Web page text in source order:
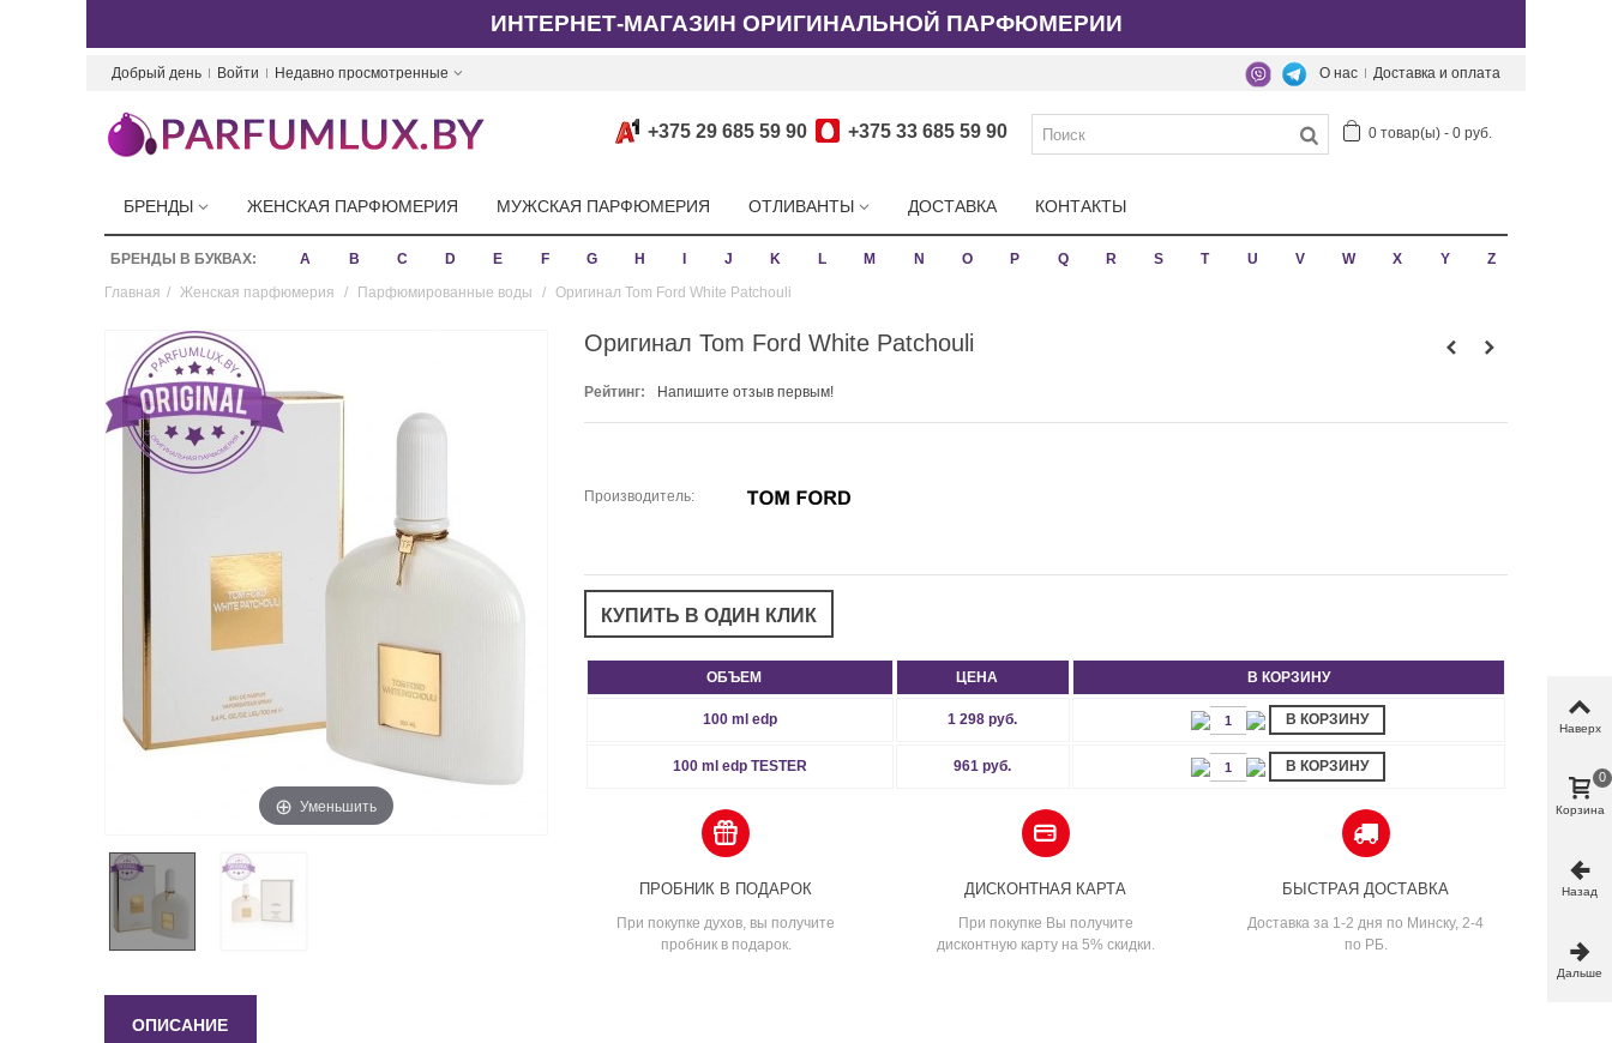
ИНТЕРНЕТ-МАГАЗИН ОРИГИНАЛЬНОЙ ПАРФЮМЕРИИ
Добрый день Войти Недавно просмотренные Доставка и оплата
О нас
0 товар(ы) - 0 руб.
+375 29 685 59 90 +375 33 685 59 90
БРЕНДЫ ЖЕНСКАЯ ПАРФЮМЕРИЯ МУЖСКАЯ ПАРФЮМЕРИЯ ОТЛИВАНТЫ ДОСТАВКА КОНТАКТЫ
БРЕНДЫ В БУКВАХ: A B C D E F G H J K L M N O P Q R S T U V W X Y
Z
Главная / Женская парфюмерия / Парфюмированные воды / Оригинал Tom Ford White Patchouli
Уменьшить
Оригинал Tom Ford White Patchouli
Рейтинг: Напишите отзыв первым!
Производитель:
ОБЪЕМ ЦЕНА В КОРЗИНУ
100 ml edp 1 298 руб. В КОРЗИНУ
100 ml edp TESTER 961 руб. В КОРЗИНУ
ПРОБНИК В ПОДАРОК
При покупке духов, вы получите
пробник в подарок.
ДИСКОНТНАЯ КАРТА
При покупке Вы получите
дисконтную карту на 5% скидки.
БЫСТРАЯ ДОСТАВКА
Доставка за 1-2 дня по Минску, 2-4
по РБ.
ОПИСАНИЕ
Наверх
Корзина
0
Назад
Дальше